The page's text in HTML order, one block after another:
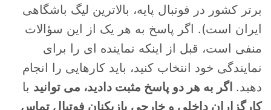
برتر کشور در فوتبال پایه، بالاترین لیگ باشگاهی
ایران است). اگر پاسخ به هر یک از این سؤالات
منفی است، قبل از اینکه نماینده ای را برای
نمایندگی خود انتخاب کنید، باید کارهایی را انجام
دهید. اگر به هر دو پاسخ مثبت دادید، می توانید با
کارگزاران داخلی و خارجی بازیکنان فوتبال تماس